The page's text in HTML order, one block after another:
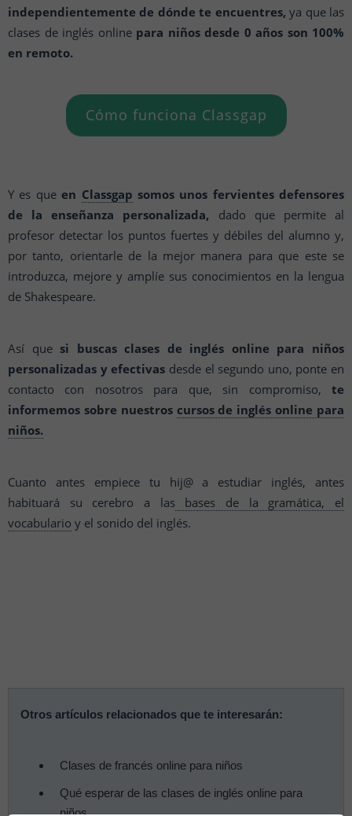
independientemente de dónde te encuentres, ya que las
clases de inglés onlinepara niños desde 0 años son 100%
en remoto.
Cómo funciona Classgap
Y es que en Classgap somos unos fervientes defensores
de la enseñanza personalizada, dado que permite al
profesor detectar los puntos fuertes y débiles del alumno y,
por tanto, orientarle de la mejor manera para que este se
introduzca, mejore y amplíe sus conocimientos en la lengua
de Shakespeare.
Así quesi buscas clases de inglés online para niños
personalizadas y efectivas desde el segundo uno, ponte en
contacto con nosotros para que, sin compromiso, te
informemos sobre nuestros cursos de inglés online para
niños.
Cuanto antes empiece tu hij@ a estudiar inglés, antes
habituará su cerebro a lasbases de la gramática, el
vocabulario y el sonido del inglés.
Otros artículos relacionados que te interesarán:
Clases de francés online para niños
Qué esperar de las clases de inglés online para
niños